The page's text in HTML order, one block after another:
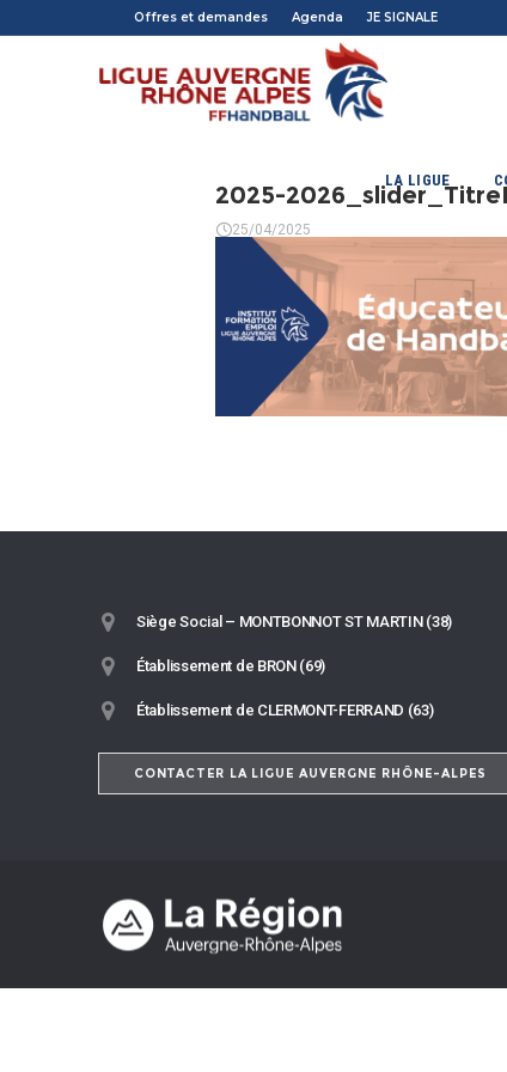
Offres et demandes Agenda JE SIGNALE
LA LIGUE
2025-
25/04/2025
Siège Social – MONTBONNOT ST MARTIN (38)
Établissement de BRON (69)
Établissement de CLERMONT-FERRAND (63)
CONTACTER LA LIGUE AUVERGNE RHÔNE-ALPES